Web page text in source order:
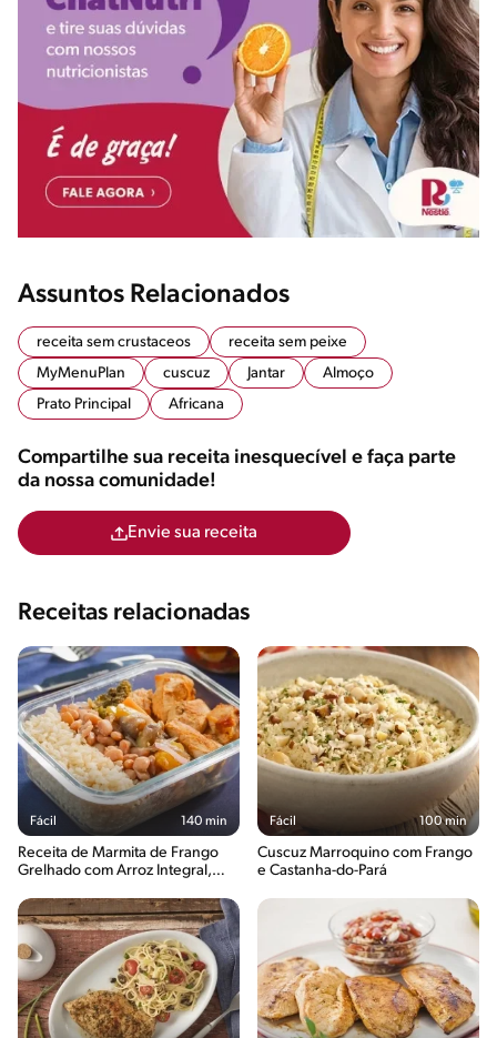
Assuntos Relacionados
receita sem crustaceos
receita sem peixe
MyMenuPlan
cuscuz Jantar
Almoço
Prato Principal
Africana
Compartilhe sua receita inesquecível e faça parte
da nossa comunidade!
Envie sua receita
Receitas relacionadas
Fácil 140 min
Receita de Marmita de Frango
Grelhado com Arroz Integral,
Fácil 100 min
Cuscuz Marroquino com Frango
e Castanha-do-Pará